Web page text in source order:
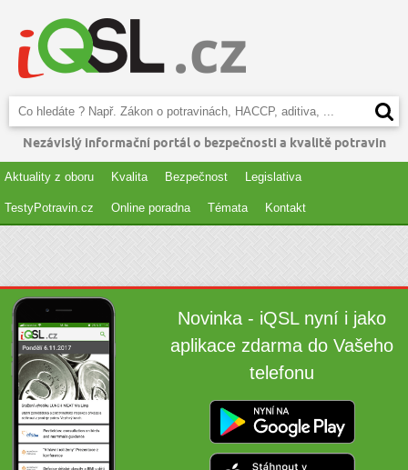
Nezávislý informační portál o bezpečnosti a kvalitě potravin
Aktuality z oboru Kvalita Bezpečnost Legislativa
TestyPotravin.cz Online poradna Témata Kontakt
Novinka - iQSL nyní i jako
aplikace zdarma do Vašeho
telefonu